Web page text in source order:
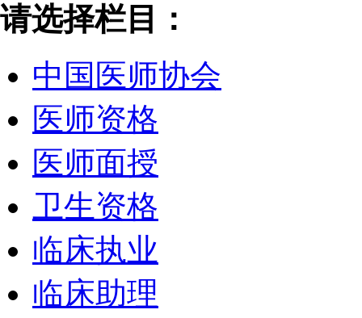
请选择栏目：
中国医师协会
医师资格
医师面授
卫生资格
临床执业
临床助理